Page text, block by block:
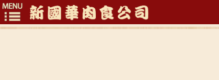
Toggle